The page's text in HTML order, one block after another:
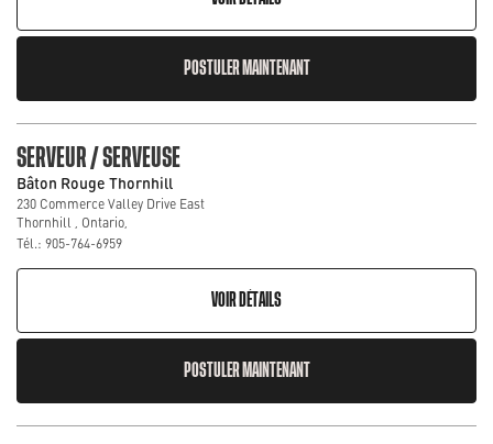
POSTULER MAINTENANT
SERVEUR / SERVEUSE
Bâton Rouge Thornhill
230 Commerce Valley Drive East
Thornhill , Ontario,
Tél.: 905-764-6959
VOIR DÉTAILS
POSTULER MAINTENANT